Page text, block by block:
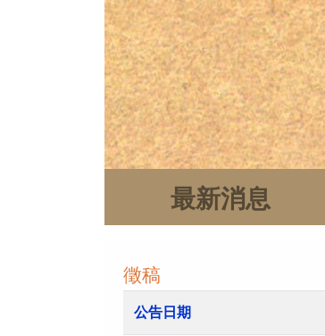
最新消息
徵稿
公告日期